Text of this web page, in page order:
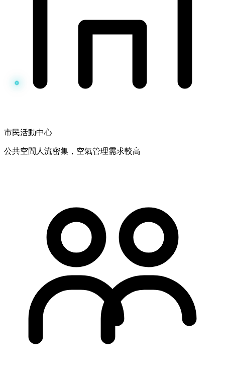
市民活動中心
公共空間人流密集，空氣管理需求較高